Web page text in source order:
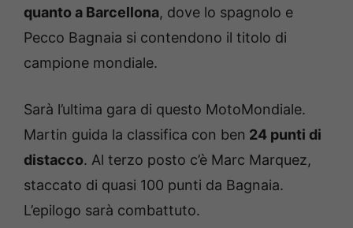
quanto a Barcellona, dove lo spagnolo e
Pecco Bagnaia si contendono il titolo di
campione mondiale.
Sarà l’ultima gara di questo MotoMondiale.
Martin guida la classifica con ben 24 punti di
distacco. Al terzo posto c’è Marc Marquez,
staccato di quasi 100 punti da Bagnaia.
L’epilogo sarà combattuto.